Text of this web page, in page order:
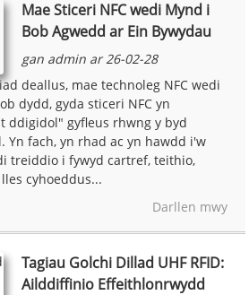
Mae Sticeri NFC wedi Mynd i
Bob Agwedd ar Ein Bywydau
gan admin ar 26-02-28
deallus, mae technoleg NFC wedi
dydd, gyda sticeri NFC yn
ddigidol" gyfleus rhwng y byd
Yn fach, yn rhad ac yn hawdd i'w
treiddio i fywyd cartref, teithio,
cyhoeddus...
Darllen mwy
Tagiau Golchi Dillad UHF RFID:
Ailddiffinio Effeithlonrwydd